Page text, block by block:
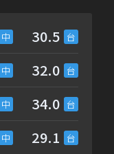
30.5
32.0
34.0
29.1